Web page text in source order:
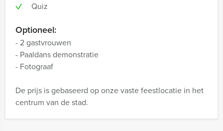
Quiz
Optioneel:
- 2 gastvrouwen
- Paaldans demonstratie
- Fotograaf
De prijs is gebaseerd op onze vaste feestlocatie in het
centrum van de stad.